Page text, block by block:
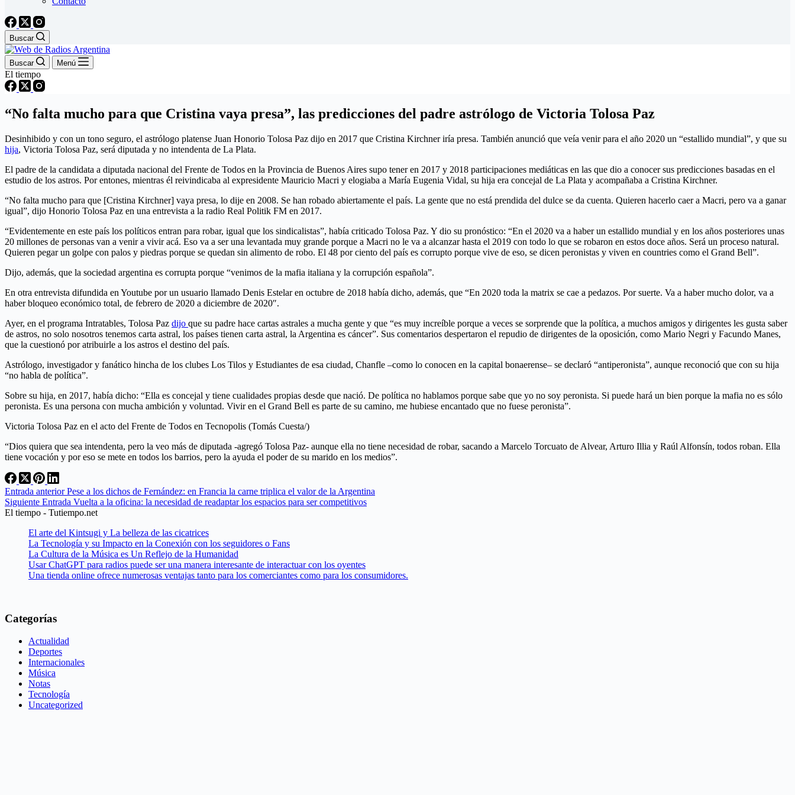
Buscar
Buscar Menú
El tiempo
“No falta mucho para que Cristina vaya presa”, las predicciones del padre astrólogo de Victoria Tolosa Paz
Desinhibido y con un tono seguro, el astrólogo platense Juan Honorio Tolosa Paz dijo en 2017 que Cristina Kirchner iría presa. También anunció que veía venir para el año 2020 un “estallido mundial”, y que su
hija, Victoria Tolosa Paz, será diputada y no intendenta de La Plata.
El padre de la candidata a diputada nacional del Frente de Todos en la Provincia de Buenos Aires supo tener en 2017 y 2018 participaciones mediáticas en las que dio a conocer sus predicciones basadas en el
estudio de los astros. Por entones, mientras él reivindicaba al expresidente Mauricio Macri y elogiaba a María Eugenia Vidal, su hija era concejal de La Plata y acompañaba a Cristina Kirchner.
“No falta mucho para que [Cristina Kirchner] vaya presa, lo dije en 2008. Se han robado abiertamente el país. La gente que no está prendida del dulce se da cuenta. Quieren hacerlo caer a Macri, pero va a ganar
igual”, dijo Honorio Tolosa Paz en una entrevista a la radio Real Politik FM en 2017.
“Evidentemente en este país los políticos entran para robar, igual que los sindicalistas”, había criticado Tolosa Paz. Y dio su pronóstico: “En el 2020 va a haber un estallido mundial y en los años posteriores unas
20 millones de personas van a venir a vivir acá. Eso va a ser una levantada muy grande porque a Macri no le va a alcanzar hasta el 2019 con todo lo que se robaron en estos doce años. Será un proceso natural.
Quieren pegar un golpe con palos y piedras porque se quedan sin alimento de robo. El 48 por ciento del país es corrupto porque vive de eso, se dicen peronistas y viven en countries como el Grand Bell”.
Dijo, además, que la sociedad argentina es corrupta porque “venimos de la mafia italiana y la corrupción española”.
En otra entrevista difundida en Youtube por un usuario llamado Denis Estelar en octubre de 2018 había dicho, además, que “En 2020 toda la matrix se cae a pedazos. Por suerte. Va a haber mucho dolor, va a
haber bloqueo económico total, de febrero de 2020 a diciembre de 2020″.
Ayer, en el programa Intratables, Tolosa Paz dijo que su padre hace cartas astrales a mucha gente y que “es muy increíble porque a veces se sorprende que la política, a muchos amigos y dirigentes les gusta saber
de astros, no solo nosotros tenemos carta astral, los países tienen carta astral, la Argentina es cáncer”. Sus comentarios despertaron el repudio de dirigentes de la oposición, como Mario Negri y Facundo Manes,
que la cuestionó por atribuirle a los astros el destino del país.
Astrólogo, investigador y fanático hincha de los clubes Los Tilos y Estudiantes de esa ciudad, Chanfle –como lo conocen en la capital bonaerense– se declaró “antiperonista”, aunque reconoció que con su hija
“no habla de política”.
Sobre su hija, en 2017, había dicho: “Ella es concejal y tiene cualidades propias desde que nació. De política no hablamos porque sabe que yo no soy peronista. Si puede hará un bien porque la mafia no es sólo
peronista. Es una persona con mucha ambición y voluntad. Vivir en el Grand Bell es parte de su camino, me hubiese encantado que no fuese peronista”.
Victoria Tolosa Paz en el acto del Frente de Todos en Tecnopolis (Tomás Cuesta/)
“Dios quiera que sea intendenta, pero la veo más de diputada -agregó Tolosa Paz- aunque ella no tiene necesidad de robar, sacando a Marcelo Torcuato de Alvear, Arturo Illia y Raúl Alfonsín, todos roban. Ella
tiene vocación y por eso se mete en todos los barrios, pero la ayuda el poder de su marido en los medios”.
Entrada anteriorPese a los dichos de Fernández: en Francia la carne triplica el valor de la Argentina
Siguiente Entrada Vuelta a la oficina: la necesidad de readaptar los espacios para ser competitivos
El tiempo - Tutiempo.net
El arte del Kintsugi y La belleza de las cicatrices
La Tecnología y su Impacto en la Conexión con los seguidores o Fans
La Cultura de la Música es Un Reflejo de la Humanidad
Usar ChatGPT para radios puede ser una manera interesante de interactuar con los oyentes
Una tienda online ofrece numerosas ventajas tanto para los comerciantes como para los consumidores.
Categorías
Actualidad
Deportes
Internacionales
Música
Notas
Tecnología
Uncategorized